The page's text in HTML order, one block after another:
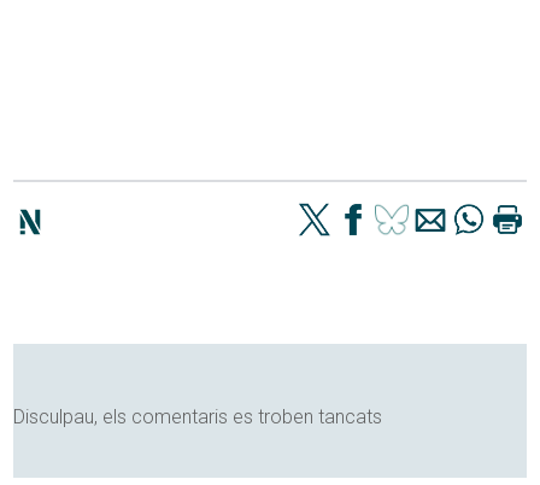
Disculpau, els comentaris es troben tancats